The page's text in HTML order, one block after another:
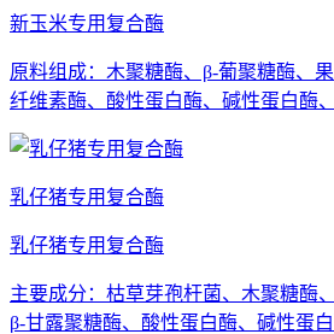
新玉米专用复合酶
原料组成：木聚糖酶、β-葡聚糖酶、
纤维素酶、酸性蛋白酶、碱性蛋白酶
乳仔猪专用复合酶
乳仔猪专用复合酶
主要成分：枯草芽孢杆菌、木聚糖酶
β-甘露聚糖酶、酸性蛋白酶、碱性蛋